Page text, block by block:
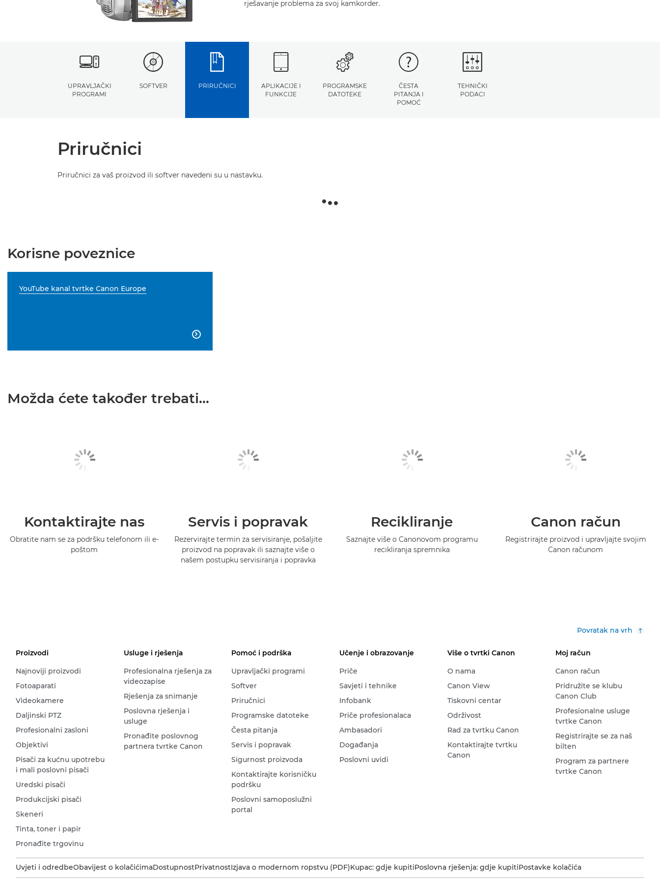
rješavanje problema za svoj kamkorder.
UPRAVLJAČKI
PROGRAMI
SOFTVER PRIRUČNICI
APLIKACIJE I
FUNKCIJE
PROGRAMSKE
DATOTEKE
ČESTA
PITANJA I
POMOĆ
TEHNIČKI
PODACI
Priručnici
Priručnici za vaš proizvod ili softver navedeni su u nastavku.
Korisne poveznice
YouTube kanal tvrtke Canon Europe

Možda ćete također trebati...
Kontaktirajte nas
Obratite nam se za podršku telefonom ili e-
poštom
Servis i popravak
Rezervirajte termin za servisiranje, pošaljite
proizvod na popravak ili saznajte više o
našem postupku servisiranja i popravka
Recikliranje
Saznajte više o Canonovom programu
recikliranja spremnika
Canon račun
Registrirajte proizvod i upravljajte svojim
Canon računom
Povratak na vrh
Proizvodi
Najnoviji proizvodi
Fotoaparati
Videokamere
Daljinski PTZ
Profesionalni zasloni
Objektivi
Pisači za kućnu upotrebu
i mali poslovni pisači
Uredski pisači
Produkcijski pisači
Skeneri
Tinta, toner i papir
Pronađite trgovinu
Usluge i rješenja
Profesionalna rješenja za
videozapise
Rješenja za snimanje
Poslovna rješenja i
usluge
Pronađite poslovnog
partnera tvrtke Canon
Pomoć i podrška
Upravljački programi
Softver
Priručnici
Programske datoteke
Česta pitanja
Servis i popravak
Sigurnost proizvoda
Kontaktirajte korisničku
podršku
Poslovni samoposlužni
portal
Učenje i obrazovanje
Priče
Savjeti i tehnike
Infobank
Priče profesionalaca
Ambasadori
Događanja
Poslovni uvidi
Više o tvrtki Canon
O nama
Canon View
Tiskovni centar
Održivost
Rad za tvrtku Canon
Kontaktirajte tvrtku
Canon
Moj račun
Canon račun
Pridružite se klubu
Canon Club
Profesionalne usluge
tvrtke Canon
Registrirajte se za naš
bilten
Program za partnere
tvrtke Canon
Uvjeti i odredbeObavijest o kolačićimaDostupnostPrivatnostIzjava o modernom ropstvu (PDF)Kupac: gdje kupitiPoslovna rješenja: gdje kupitiPostavke kolačića